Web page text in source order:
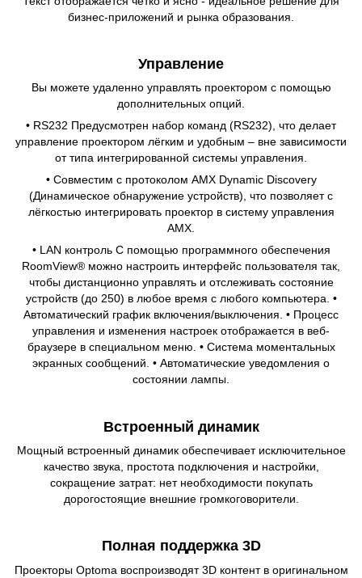
бизнес-приложений и рынка образования.
Управление
Вы можете удаленно управлять проектором с помощью
дополнительных опций.
• RS232 Предусмотрен набор команд (RS232), что делает
управление проектором лёгким и удобным – вне зависимости
от типа интегрированной системы управления.
• Совместим с протоколом AMX Dynamic Discovery
(Динамическое обнаружение устройств), что позволяет с
лёгкостью интегрировать проектор в систему управления
AMX.
• LAN контроль С помощью программного обеспечения
RoomView® можно настроить интерфейс пользователя так,
чтобы дистанционно управлять и отслеживать состояние
устройств (до 250) в любое время с любого компьютера. •
Автоматический график включения/выключения. • Процесс
управления и изменения настроек отображается в веб-
браузере в специальном меню. • Система моментальных
экранных сообщений. • Автоматические уведомления о
состоянии лампы.
Встроенный динамик
Мощный встроенный динамик обеспечивает исключительное
качество звука, простота подключения и настройки,
сокращение затрат: нет необходимости покупать
дорогостоящие внешние громкоговорители.
Полная поддержка 3D
Проекторы Optoma воспроизводят 3D контент в оригинальном